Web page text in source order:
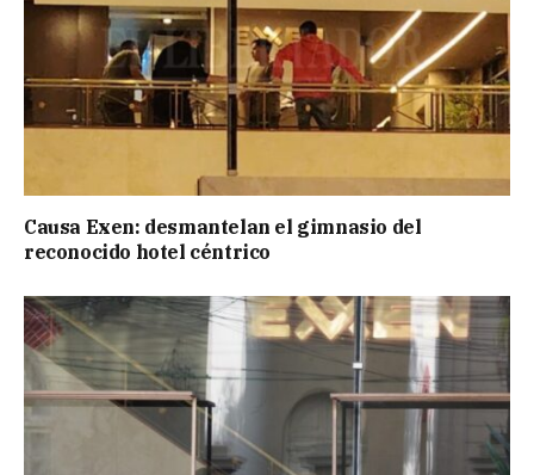
Causa Exen: desmantelan el gimnasio del
reconocido hotel céntrico